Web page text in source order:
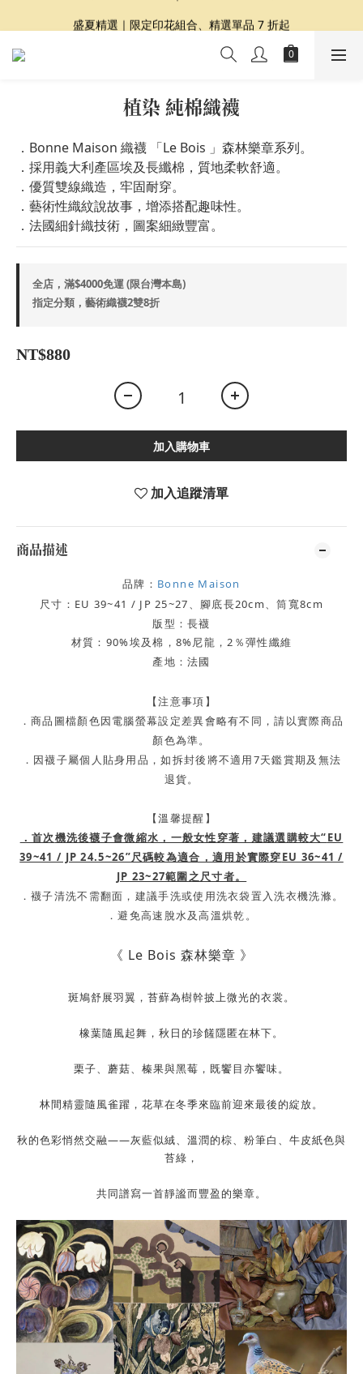
夏日提案 3 件再 8 折｜三種夏日風格一次收藏
盛夏精選｜限定印花組合、精選單品 7 折起
Dragon Diffusion 年度預購會展開｜7/30-8/30
植染 純棉織襪
．Bonne Maison 織襪 「Le Bois 」森林樂章系列。
．採用義大利產區埃及長纖棉，質地柔軟舒適。
．優質雙線織造，牢固耐穿。
．藝術性織紋說故事，增添搭配趣味性。
．法國細針織技術，圖案細緻豐富。
全店，滿$4000免運 (限台灣本島)
指定分類，藝術織襪2雙8折
NT$880
加入購物車
加入追蹤清單
商品描述
品牌： Bonne Maison
尺寸：EU 39~41 / JP 25~27、腳底長20cm、筒寬8cm
版型：長襪
材質：90%埃及棉，8%尼龍，2％彈性纖維
產地：法國
【注意事項】
．商品圖檔顏色因電腦螢幕設定差異會略有不同，請以實際商品
顏色為準。
． 因襪子屬個人貼身用品，如拆封後將不適用7天鑑賞期及無法
退貨。
【溫馨提醒】
．首次機洗後襪子會微縮水，一般女性穿著，建議選購較大“EU
39~41 / JP 24.5~26”尺碼較為適合， 適用於實際穿EU 36~41 /
JP 23~27範圍之尺寸者。
．襪子清洗不需翻面，建議手洗或使用洗衣袋置入洗衣機洗滌。
．避免高速脫水及高溫烘乾。
《 Le Bois 森林樂章 》
斑鳩舒展羽翼，苔蘚為樹幹披上微光的衣裳。
橡葉隨風起舞，秋日的珍饈隱匿在林下。
栗子、蘑菇、榛果與黑莓，既饗目亦饗味。
林間精靈隨風雀躍，花草在冬季來臨前迎來最後的綻放。
秋的色彩悄然交融——灰藍似絨、溫潤的棕、粉筆白、牛皮紙色與
苔綠，
共同譜寫一首靜謐而豐盈的樂章。